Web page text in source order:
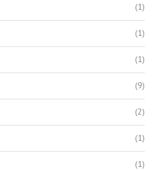
(1)
(1)
(1)
(9)
(2)
(1)
(1)